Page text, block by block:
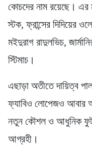
কোচদের নাম রয়েছে। এর
স্টক, ফ্রান্সের দিদিয়ের
মইদুরাগ রাদুলভিচ,
স্টিমাচ।
এছাড়া অতীতে দায়িত্ব
ফ্যাবিও লোপেজও আবার
নতুন কৌশল ও আধুনিক
আগ্রহী।